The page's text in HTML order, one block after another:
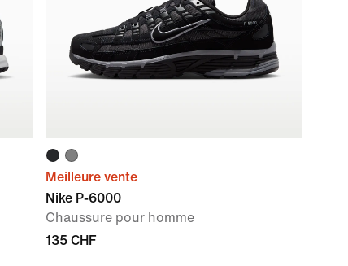
Meilleure vente
Nike P-6000
Chaussure pour homme
135 CHF